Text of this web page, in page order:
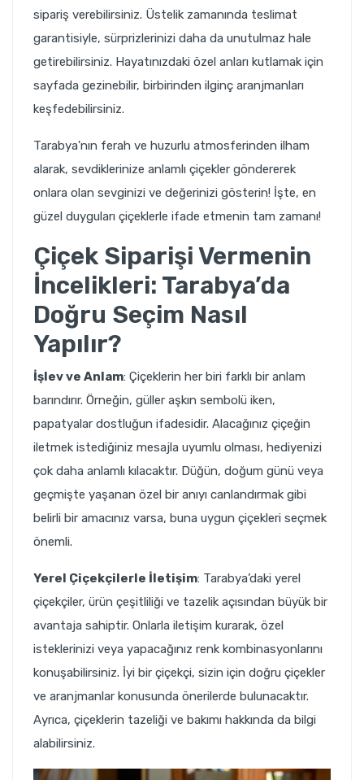
sipariş verebilirsiniz. Üstelik zamanında teslimat
garantisiyle, sürprizlerinizi daha da unutulmaz hale
getirebilirsiniz. Hayatınızdaki özel anları kutlamak için
sayfada gezinebilir, birbirinden ilginç aranjmanları
keşfedebilirsiniz.
Tarabya'nın ferah ve huzurlu atmosferinden ilham
alarak, sevdiklerinize anlamlı çiçekler göndererek
onlara olan sevginizi ve değerinizi gösterin! İşte, en
güzel duyguları çiçeklerle ifade etmenin tam zamanı!
Çiçek Siparişi Vermenin
İncelikleri: Tarabya’da
Doğru Seçim Nasıl
Yapılır?
İşlev ve Anlam: Çiçeklerin her biri farklı bir anlam
barındırır. Örneğin, güller aşkın sembolü iken,
papatyalar dostluğun ifadesidir. Alacağınız çiçeğin
iletmek istediğiniz mesajla uyumlu olması, hediyenizi
çok daha anlamlı kılacaktır. Düğün, doğum günü veya
geçmişte yaşanan özel bir anıyı canlandırmak gibi
belirli bir amacınız varsa, buna uygun çiçekleri seçmek
önemli.
Yerel Çiçekçilerle İletişim: Tarabya’daki yerel
çiçekçiler, ürün çeşitliliği ve tazelik açısından büyük bir
avantaja sahiptir. Onlarla iletişim kurarak, özel
isteklerinizi veya yapacağınız renk kombinasyonlarını
konuşabilirsiniz. İyi bir çiçekçi, sizin için doğru çiçekler
ve aranjmanlar konusunda önerilerde bulunacaktır.
Ayrıca, çiçeklerin tazeliği ve bakımı hakkında da bilgi
alabilirsiniz.